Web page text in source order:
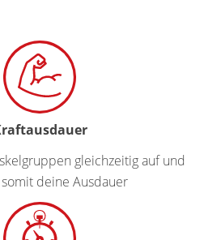
gleichzeitig auf und
deine Ausdauer